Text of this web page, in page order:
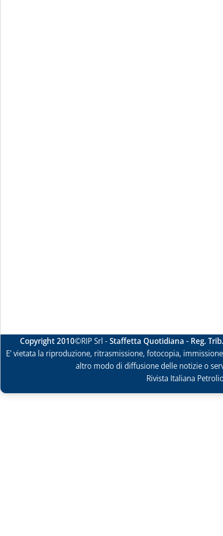
Copyright 2010©RIP Srl -Staffetta Quotidiana - Reg.
E' vietata la riproduzione, ritrasmissione, fotocopia,
altro modo di diffusione delle notizie o
Rivista Italiana